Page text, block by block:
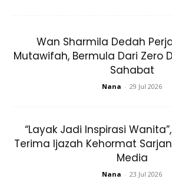
Terjadi Pada Golongan Orang
Yang Muda Jangan Lalai!
Wan Sharmila Dedah
Mutawifah, Bermula Dari Zero
Sahabat
Nana - 29 Jul 2026
“Layak Jadi Inspirasi
Terima Ijazah Kehormat
Media
Nana - 23 Jul 2026